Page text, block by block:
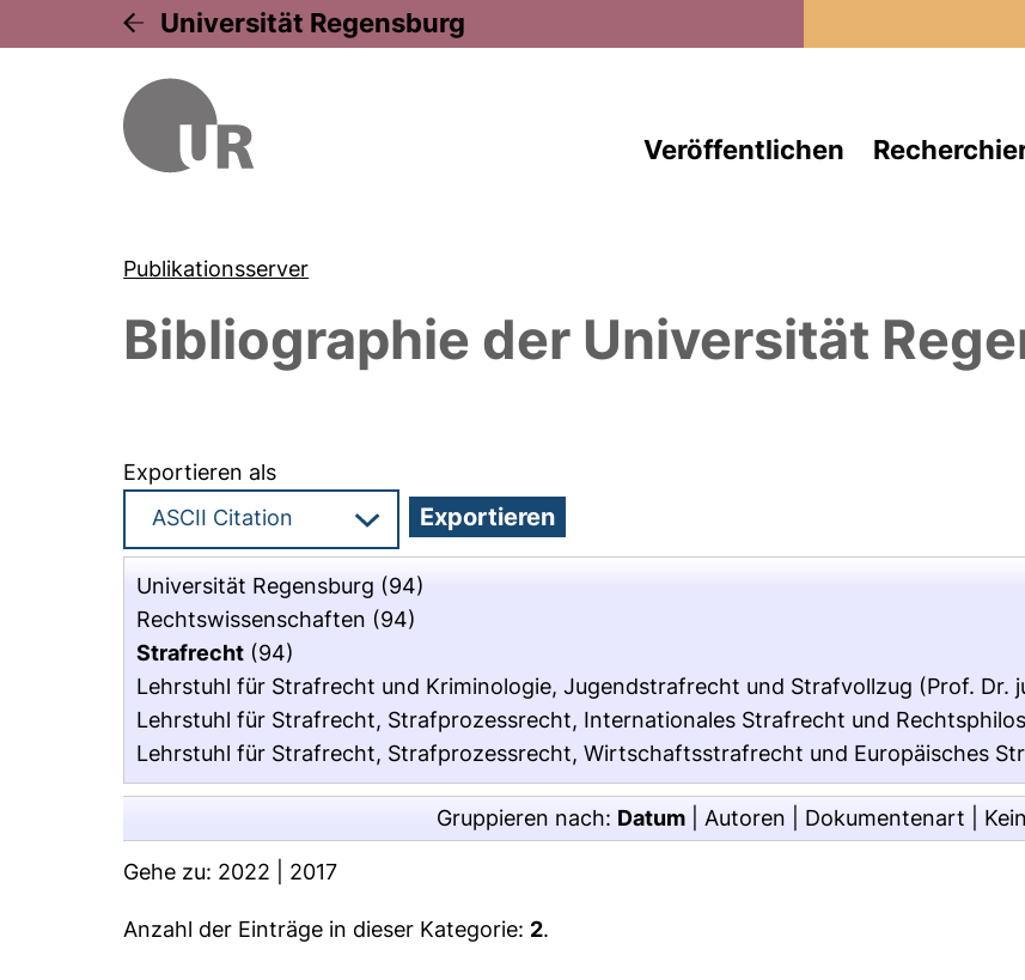
Universität Regensburg
Veröffentlichen
Publikationsserver
Bibliographie der Universität
Exportieren als
Universität Regensburg (94)
Rechtswissenschaften (94)
Strafrecht (94)
Lehrstuhl für Strafrecht und Kriminologie, Jugendstrafrecht und Strafvollzug (Prof. Dr.
Lehrstuhl für Strafrecht, Strafprozessrecht, Internationales Strafrecht und
Lehrstuhl für Strafrecht, Strafprozessrecht, Wirtschaftsstrafrecht und Europäisches
Gruppieren nach: Datum Autoren Dokumentenart
Gehe zu: 2022 2017
Anzahl der Einträge in dieser Kategorie: 2.